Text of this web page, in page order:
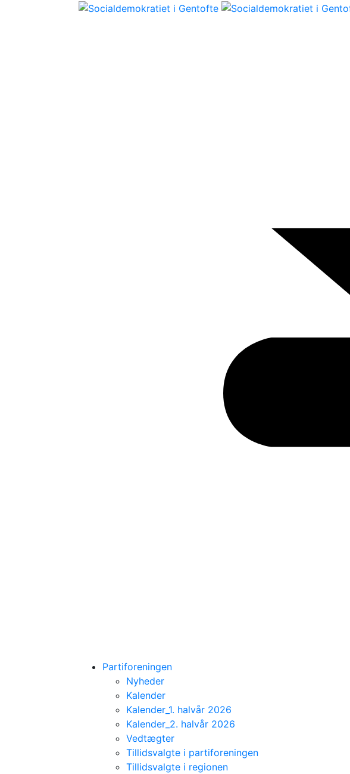
Partiforeningen
Nyheder
Kalender
Kalender_1. halvår 2026
Kalender_2. halvår 2026
Vedtægter
Tillidsvalgte i partiforeningen
Tillidsvalgte i regionen